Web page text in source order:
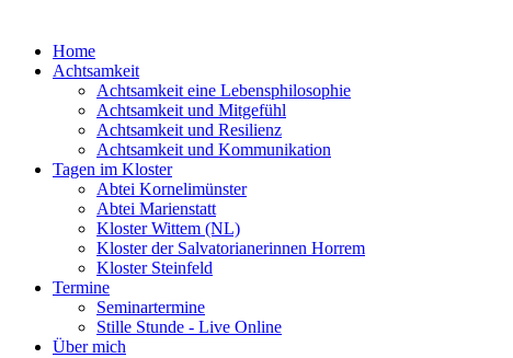
Home
Achtsamkeit
Achtsamkeit eine Lebensphilosophie
Achtsamkeit und Mitgefühl
Achtsamkeit und Resilienz
Achtsamkeit und Kommunikation
Tagen im Kloster
Abtei Kornelimünster
Abtei Marienstatt
Kloster Wittem (NL)
Kloster der Salvatorianerinnen Horrem
Kloster Steinfeld
Termine
Seminartermine
Stille Stunde - Live Online
Über mich